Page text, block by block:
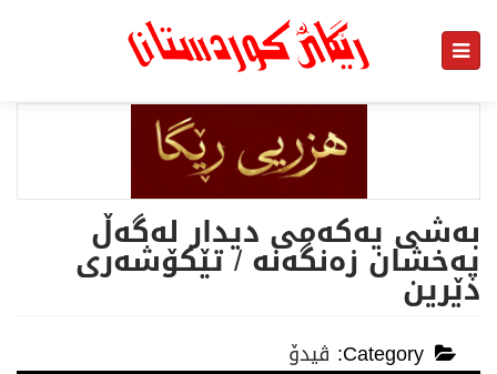
بەشی یەكەمی دیدار لەگەڵ
پەخشان زەنگەنە / تێكۆشەری
دێرین
ڤیدۆ